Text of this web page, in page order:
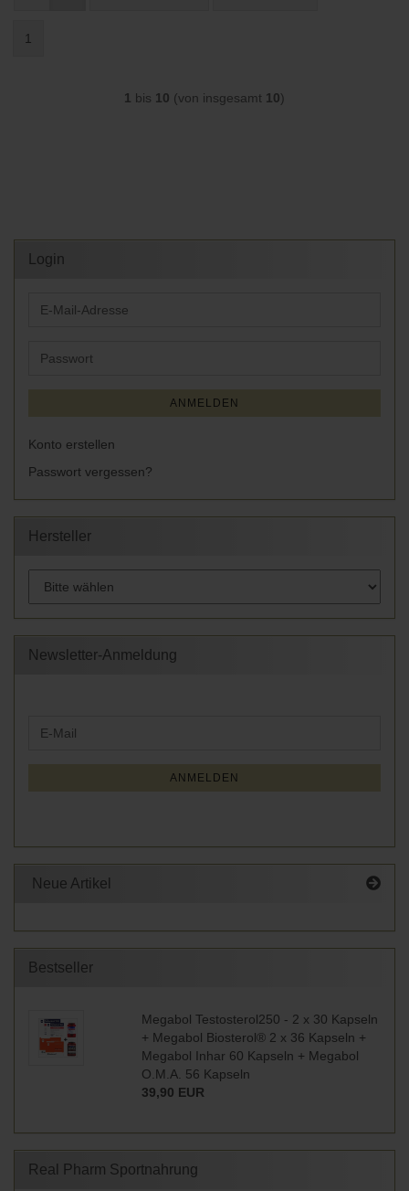
1
1 bis 10 (von insgesamt 10)
Login
E-
Passwort
ANMELDEN
Konto erstellen
Passwort vergessen?
Hersteller
Newsletter-Anmeldung
ZUR
E-
ANMELDEN
Neue Artikel
Bestseller
Megabol Testosterol250 - 2 x 30 Kapseln
+ Megabol Biosterol® 2 x 36 Kapseln +
Megabol Inhar 60 Kapseln + Megabol
O.M.A. 56 Kapseln
39,90 EUR
Real Pharm Sportnahrung